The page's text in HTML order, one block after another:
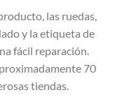
las ruedas,
y la etiqueta de
fácil reparación.
70
tiendas.